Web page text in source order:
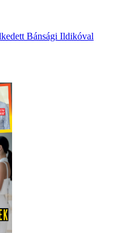
Bánsági Ildikóval